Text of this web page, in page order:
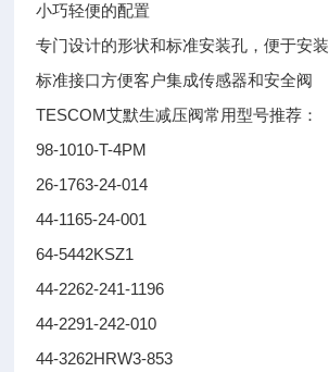
小巧轻便的配置
专门设计的形状和标准安装孔，便于安装
标准接口方便客户集成传感器和安全阀
TESCOM艾默生减压阀常用型号推荐：
98-1010-T-4PM
26-1763-24-014
44-1165-24-001
64-5442KSZ1
44-2262-241-1196
44-2291-242-010
44-3262HRW3-853